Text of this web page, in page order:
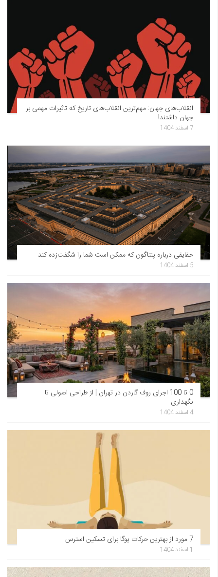
انقلاب‌های جهان: مهم‌ترین انقلاب‌های تاریخ که تاثیرات مهمی بر
جهان داشتند!
7 اسفند 1404
حقایقی درباره پنتاگون که ممکن است شما را شگفت‌زده کند
5 اسفند 1404
0 تا 100 اجرای روف گاردن در تهران | از طراحی اصولی تا
نگهداری
4 اسفند 1404
7 مورد از بهترین حرکات یوگا برای تسکین استرس
1 اسفند 1404